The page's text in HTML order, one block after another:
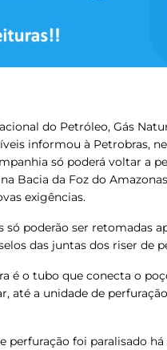
do Petróleo, Gás
informou à Petrobras,
só poderá voltar a
Bacia da Foz do
exigências.
só poderão ser retomadas
das juntas dos riser de
é o tubo que conecta o
até a unidade de
perfuração foi paralisado há